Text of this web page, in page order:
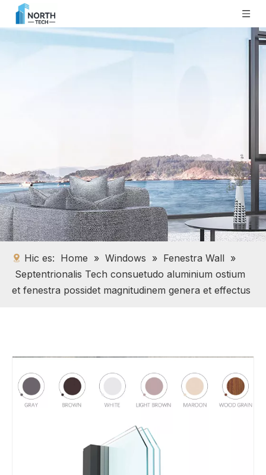
Hic es: Home » Windows » Fenestra Wall »
Septentrionalis Tech consuetudo aluminium ostium
et fenestra possidet magnitudinem genera et effectus